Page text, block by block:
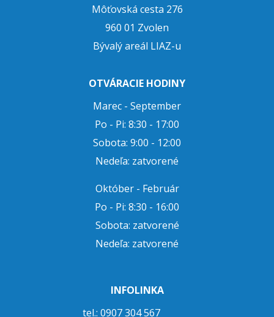
Môťovská cesta 276
960 01 Zvolen
Bývalý areál LIAZ-u
OTVÁRACIE HODINY
Marec - September
Po - Pi: 8:30 - 17:00
Sobota: 9:00 - 12:00
Nedeľa: zatvorené
Október - Február
Po - Pi: 8:30 - 16:00
Sobota: zatvorené
Nedeľa: zatvorené
INFOLINKA
tel.: 0907 304 567